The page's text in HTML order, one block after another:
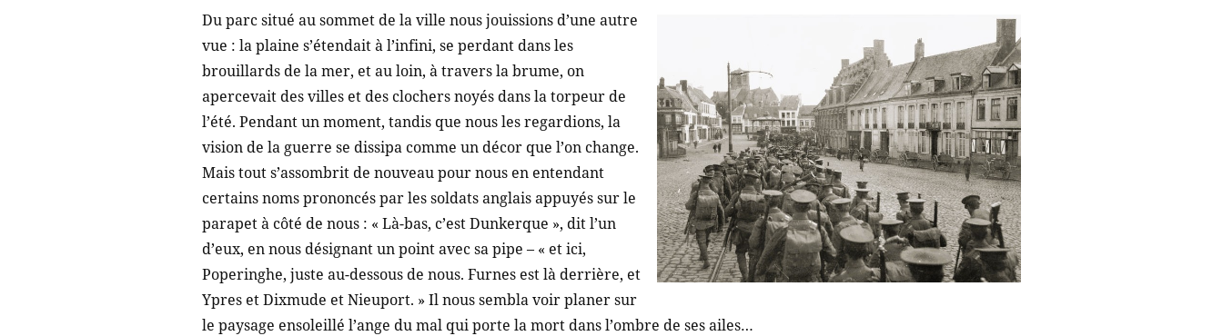
Du parc situé au sommet de la ville nous jouissions d’une autre
vue : la plaine s’étendait à l’infini, se perdant dans les
brouillards de la mer, et au loin, à travers la brume, on
apercevait des villes et des clochers noyés dans la torpeur de
l’été. Pendant un moment, tandis que nous les regardions, la
vision de la guerre se dissipa comme un décor que l’on change.
Mais tout s’assombrit de nouveau pour nous en entendant
certains noms prononcés par les soldats anglais appuyés sur le
parapet à côté de nous : « Là-bas, c’est Dunkerque », dit l’un
d’eux, en nous désignant un point avec sa pipe – « et ici,
Poperinghe, juste au-dessous de nous. Furnes est là derrière, et
Ypres et Dixmude et Nieuport. » Il nous sembla voir planer sur
le paysage ensoleillé l’ange du mal qui porte la mort dans l’ombre de ses ailes…